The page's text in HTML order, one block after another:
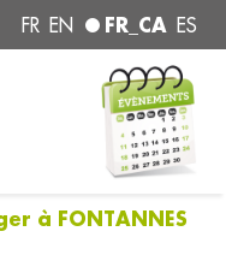
FR EN FR_CA ES
à FONTANNES